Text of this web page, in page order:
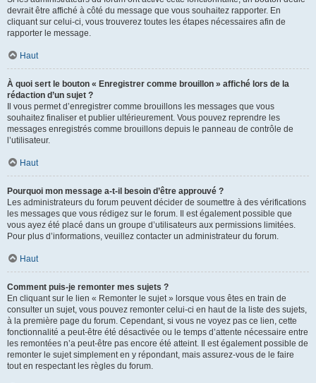
devrait être affiché à côté du message que vous souhaitez rapporter. En
cliquant sur celui-ci, vous trouverez toutes les étapes nécessaires afin de
rapporter le message.
Haut
À quoi sert le bouton « Enregistrer comme brouillon » affiché lors de la
rédaction d’un sujet ?
Il vous permet d’enregistrer comme brouillons les messages que vous
souhaitez finaliser et publier ultérieurement. Vous pouvez reprendre les
messages enregistrés comme brouillons depuis le panneau de contrôle de
l’utilisateur.
Haut
Pourquoi mon message a-t-il besoin d’être approuvé ?
Les administrateurs du forum peuvent décider de soumettre à des vérifications
les messages que vous rédigez sur le forum. Il est également possible que
vous ayez été placé dans un groupe d’utilisateurs aux permissions limitées.
Pour plus d’informations, veuillez contacter un administrateur du forum.
Haut
Comment puis-je remonter mes sujets ?
En cliquant sur le lien « Remonter le sujet » lorsque vous êtes en train de
consulter un sujet, vous pouvez remonter celui-ci en haut de la liste des sujets,
à la première page du forum. Cependant, si vous ne voyez pas ce lien, cette
fonctionnalité a peut-être été désactivée ou le temps d’attente nécessaire entre
les remontées n’a peut-être pas encore été atteint. Il est également possible de
remonter le sujet simplement en y répondant, mais assurez-vous de le faire
tout en respectant les règles du forum.